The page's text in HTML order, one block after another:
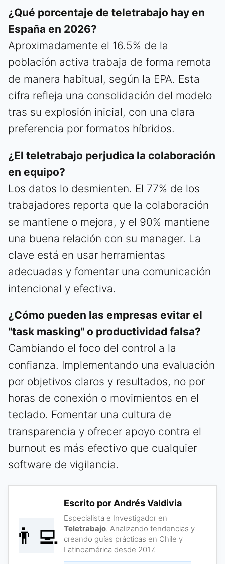
¿Qué porcentaje de teletrabajo hay en
España en 2026?
Aproximadamente el 16.5% de la
población activa trabaja de forma remota
de manera habitual, según la EPA. Esta
cifra refleja una consolidación del modelo
tras su explosión inicial, con una clara
preferencia por formatos híbridos.
¿El teletrabajo perjudica la colaboración
en equipo?
Los datos lo desmienten. El 77% de los
trabajadores reporta que la colaboración
se mantiene o mejora, y el 90% mantiene
una buena relación con su manager. La
clave está en usar herramientas
adecuadas y fomentar una comunicación
intencional y efectiva.
¿Cómo pueden las empresas evitar el
"task masking" o productividad falsa?
Cambiando el foco del control a la
confianza. Implementando una evaluación
por objetivos claros y resultados, no por
horas de conexión o movimientos en el
teclado. Fomentar una cultura de
transparencia y ofrecer apoyo contra el
burnout es más efectivo que cualquier
software de vigilancia.
👨‍💻
Escrito por Andrés Valdivia
Especialista e Investigador en
Teletrabajo. Analizando tendencias y
creando guías prácticas en Chile y
Latinoamérica desde 2017.